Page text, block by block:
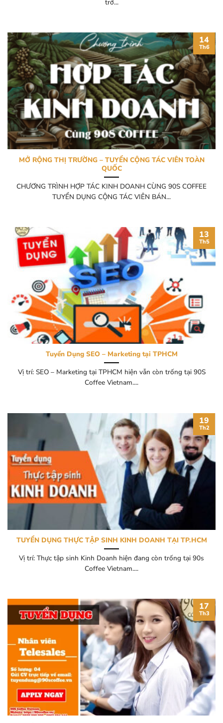
trở...
MỞ RỘNG THỊ TRƯỜNG – TUYỂN CỘNG TÁC VIÊN TOÀN
QUỐC
CHƯƠNG TRÌNH HỢP TÁC KINH DOANH CÙNG 90S COFFEE
TUYỂN DỤNG CỘNG TÁC VIÊN BÁN...
14
Th6
Tuyển Dụng SEO – Marketing tại TPHCM
Vị trí: SEO – Marketing tại TPHCM hiện vẫn còn trống tại 90S
Coffee Vietnam....
13
Th5
TUYỂN DỤNG THỰC TẬP SINH KINH DOANH TẠI TP.HCM
Vị trí: Thực tập sinh Kinh Doanh hiện đang còn trống tại 90s
Coffee Vietnam....
19
Th2
17
Th3